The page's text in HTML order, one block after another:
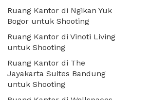
Ruang Kantor di Ngikan Yuk
Bogor untuk Shooting
Ruang Kantor di Vinoti Living
untuk Shooting
Ruang Kantor di The
Jayakarta Suites Bandung
untuk Shooting